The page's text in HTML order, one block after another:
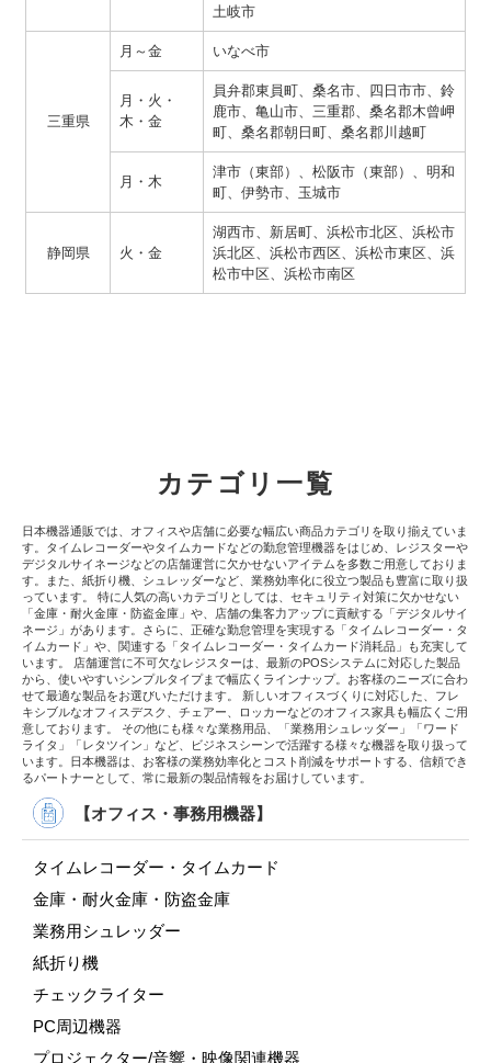
土岐市
三重県
月～金 いなべ市
月・火・
木・金
員弁郡東員町、桑名市、四日市市、鈴
鹿市、亀山市、三重郡、桑名郡木曾岬
町、桑名郡朝日町、桑名郡川越町
月・木
津市（東部）、松阪市（東部）、明和
町、伊勢市、玉城市
静岡県 火・金
湖西市、新居町、浜松市北区、浜松市
浜北区、浜松市西区、浜松市東区、浜
松市中区、浜松市南区
カテゴリ一覧
日本機器通販では、オフィスや店舗に必要な幅広い商品カテゴリを取り揃えていま
す。タイムレコーダーやタイムカードなどの勤怠管理機器をはじめ、レジスターや
デジタルサイネージなどの店舗運営に欠かせないアイテムを多数ご用意しておりま
す。また、紙折り機、シュレッダーなど、業務効率化に役立つ製品も豊富に取り扱
っています。 特に人気の高いカテゴリとしては、セキュリティ対策に欠かせない
「金庫・耐火金庫・防盗金庫」や、店舗の集客力アップに貢献する「デジタルサイ
ネージ」があります。さらに、正確な勤怠管理を実現する「タイムレコーダー・タ
イムカード」や、関連する「タイムレコーダー・タイムカード消耗品」も充実して
います。 店舗運営に不可欠なレジスターは、最新のPOSシステムに対応した製品
から、使いやすいシンプルタイプまで幅広くラインナップ。お客様のニーズに合わ
せて最適な製品をお選びいただけます。 新しいオフィスづくりに対応した、フレ
キシブルなオフィスデスク、チェアー、ロッカーなどのオフィス家具も幅広くご用
意しております。 その他にも様々な業務用品、「業務用シュレッダー」「ワード
ライタ」「レタツイン」など、ビジネスシーンで活躍する様々な機器を取り扱って
います。日本機器は、お客様の業務効率化とコスト削減をサポートする、信頼でき
るパートナーとして、常に最新の製品情報をお届けしています。
【オフィス・事務用機器】
タイムレコーダー・タイムカード
金庫・耐火金庫・防盗金庫
業務用シュレッダー
紙折り機
チェックライター
PC周辺機器
プロジェクター/音響・映像関連機器